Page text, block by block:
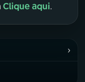
Clique aqui.
›